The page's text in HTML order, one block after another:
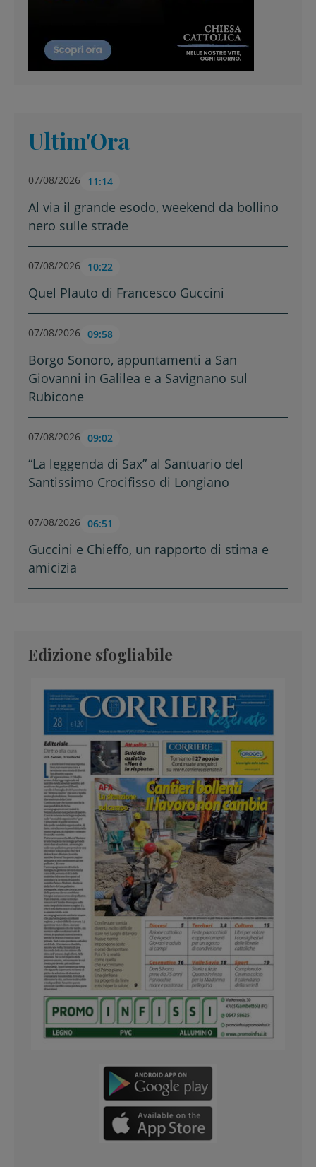
Ultim'Ora
07/08/2026 11:14
Al via il grande esodo, weekend da bollino
nero sulle strade
07/08/2026 10:22
Quel Plauto di Francesco Guccini
07/08/2026 09:58
Borgo Sonoro, appuntamenti a San
Giovanni in Galilea e a Savignano sul
Rubicone
07/08/2026 09:02
“La leggenda di Sax” al Santuario del
Santissimo Crocifisso di Longiano
07/08/2026 06:51
Guccini e Chieffo, un rapporto di stima e
amicizia
Edizione sfogliabile